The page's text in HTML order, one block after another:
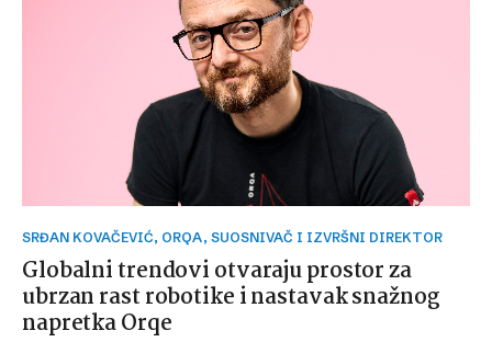
SRĐAN KOVAČEVIĆ, ORQA, SUOSNIVAČ I IZVRŠNI DIREKTOR
Globalni trendovi otvaraju prostor za
ubrzan rast robotike i nastavak snažnog
napretka Orqe